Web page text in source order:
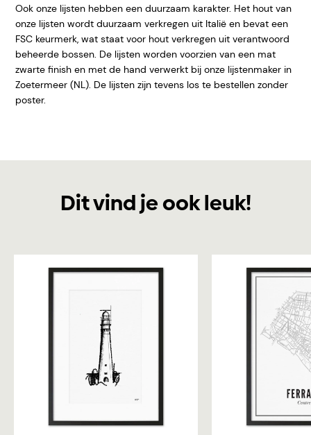
Ook onze lijsten hebben een duurzaam karakter. Het hout van
onze lijsten wordt duurzaam verkregen uit Italië en bevat een
FSC keurmerk, wat staat voor hout verkregen uit verantwoord
beheerde bossen. De lijsten worden voorzien van een mat
zwarte finish en met de hand verwerkt bij onze lijstenmaker in
Zoetermeer (NL). De lijsten zijn tevens los te bestellen zonder
poster.
Dit vind je ook leuk!